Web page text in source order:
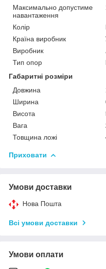
Максимально допустиме
навантаження
Колір
Країна виробник
Виробник
Тип опор
Габаритні розміри
Довжина
Ширина
Висота
Вага
Товщина ложі
Приховати
Умови доставки
Нова Пошта
Всі умови доставки
Умови оплати